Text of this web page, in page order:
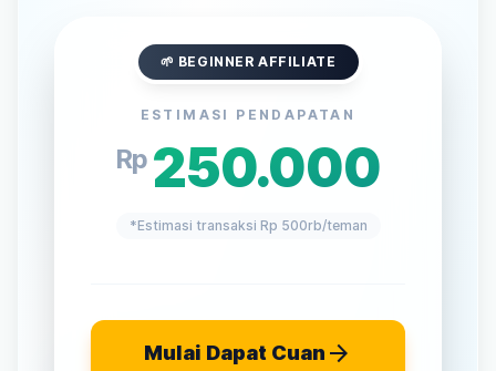
🌱 BEGINNER AFFILIATE
ESTIMASI PENDAPATAN
Rp 250.000
*Estimasi transaksi Rp 500rb/teman
Mulai Dapat Cuan arrow_forward